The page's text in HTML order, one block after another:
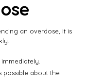
an overdose, it is
possible about the